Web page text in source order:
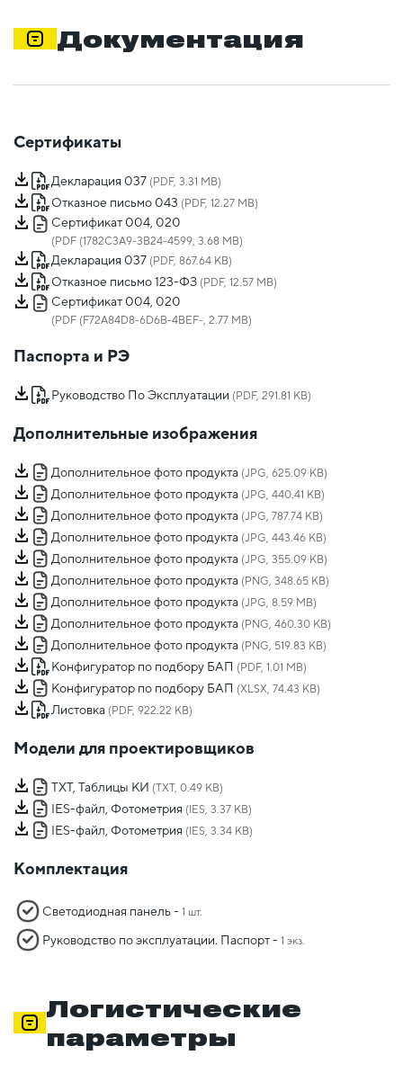
Документация
Сертификаты
Декларация 037 (PDF, 3.31 MB)
Отказное письмо 043 (PDF, 12.27 MB)
Сертификат 004, 020
(PDF (1782C3A9-3B24-4599, 3.68 MB)
Декларация 037 (PDF, 867.64 KB)
Отказное письмо 123-ФЗ (PDF, 12.57 MB)
Сертификат 004, 020
(PDF (F72A84D8-6D6B-4BEF-, 2.77 MB)
Паспорта и РЭ
Руководство По Эксплуатации (PDF, 291.81 KB)
Дополнительные изображения
Дополнительное фото продукта (JPG, 625.09 KB)
Дополнительное фото продукта (JPG, 440.41 KB)
Дополнительное фото продукта (JPG, 787.74 KB)
Дополнительное фото продукта (JPG, 443.46 KB)
Дополнительное фото продукта (JPG, 355.09 KB)
Дополнительное фото продукта (PNG, 348.65 KB)
Дополнительное фото продукта (JPG, 8.59 MB)
Дополнительное фото продукта (PNG, 460.30 KB)
Дополнительное фото продукта (PNG, 519.83 KB)
Конфигуратор по подбору БАП (PDF, 1.01 MB)
Конфигуратор по подбору БАП (XLSX, 74.43 KB)
Листовка (PDF, 922.22 KB)
Модели для проектировщиков
TXT, Таблицы КИ (TXT, 0.49 KB)
IES-файл, Фотометрия (IES, 3.37 KB)
IES-файл, Фотометрия (IES, 3.34 KB)
Комплектация
Светодиодная панель - 1 шт.
Руководство по эксплуатации. Паспорт - 1 экз.
Логистические
параметры